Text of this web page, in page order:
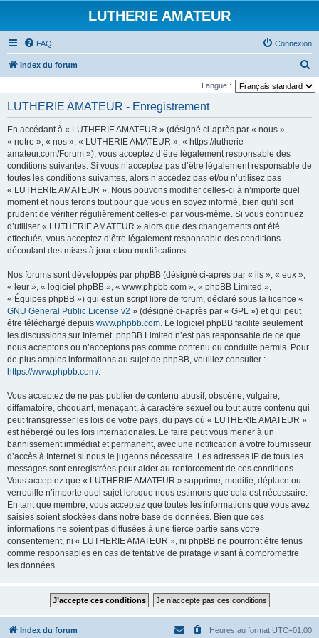
LUTHERIE AMATEUR
FAQ Connexion
Index du forum
e
Langue :
LUTHERIE AMATEUR - Enregistrement
En accédant à « LUTHERIE AMATEUR » (désigné ci-après par « nous »,
« notre », « nos », « LUTHERIE AMATEUR », « https://lutherie-
amateur.com/Forum »), vous acceptez d’être légalement responsable des
conditions suivantes. Si vous n’acceptez pas d’être légalement responsable de
toutes les conditions suivantes, alors n’accédez pas et/ou n’utilisez pas
« LUTHERIE AMATEUR ». Nous pouvons modifier celles-ci à n’importe quel
moment et nous ferons tout pour que vous en soyez informé, bien qu’il soit
prudent de vérifier régulièrement celles-ci par vous-même. Si vous continuez
d’utiliser « LUTHERIE AMATEUR » alors que des changements ont été
effectués, vous acceptez d’être légalement responsable des conditions
découlant des mises à jour et/ou modifications.
Nos forums sont développés par phpBB (désigné ci-après par « ils », « eux »,
« leur », « logiciel phpBB », « www.phpbb.com », « phpBB Limited »,
« Équipes phpBB ») qui est un script libre de forum, déclaré sous la licence «
GNU General Public License v2 » (désigné ci-après par « GPL ») et qui peut
être téléchargé depuis www.phpbb.com. Le logiciel phpBB facilite seulement
les discussions sur Internet. phpBB Limited n’est pas responsable de ce que
nous acceptons ou n’acceptons pas comme contenu ou conduite permis. Pour
de plus amples informations au sujet de phpBB, veuillez consulter :
https://www.phpbb.com/.
Vous acceptez de ne pas publier de contenu abusif, obscène, vulgaire,
diffamatoire, choquant, menaçant, à caractère sexuel ou tout autre contenu qui
peut transgresser les lois de votre pays, du pays où « LUTHERIE AMATEUR »
est hébergé ou les lois internationales. Le faire peut vous mener à un
bannissement immédiat et permanent, avec une notification à votre fournisseur
d’accès à Internet si nous le jugeons nécessaire. Les adresses IP de tous les
messages sont enregistrées pour aider au renforcement de ces conditions.
Vous acceptez que « LUTHERIE AMATEUR » supprime, modifie, déplace ou
verrouille n’importe quel sujet lorsque nous estimons que cela est nécessaire.
En tant que membre, vous acceptez que toutes les informations que vous avez
saisies soient stockées dans notre base de données. Bien que ces
informations ne soient pas diffusées à une tierce partie sans votre
consentement, ni « LUTHERIE AMATEUR », ni phpBB ne pourront être tenus
comme responsables en cas de tentative de piratage visant à compromettre
les données.
Index du forum Heures au format UTC+01:00